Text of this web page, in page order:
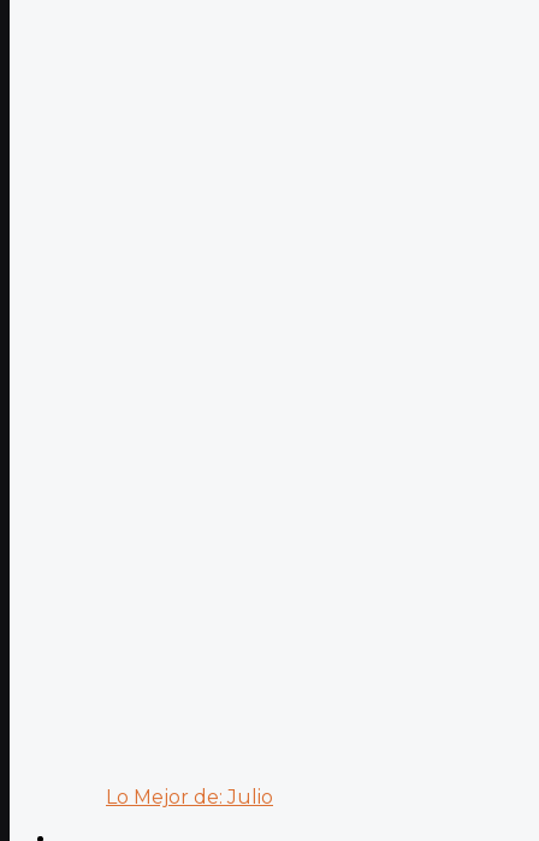
Lo Mejor de: Julio